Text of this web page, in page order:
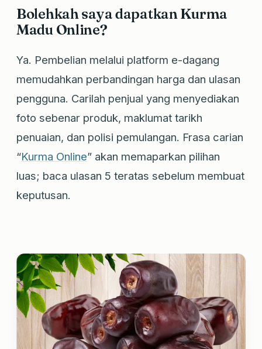
Bolehkah saya dapatkan Kurma
Madu Online?
Ya. Pembelian melalui platform e-dagang
memudahkan perbandingan harga dan ulasan
pengguna. Carilah penjual yang menyediakan
foto sebenar produk, maklumat tarikh
penuaian, dan polisi pemulangan. Frasa carian
“Kurma Online” akan memaparkan pilihan
luas; baca ulasan 5 teratas sebelum membuat
keputusan.